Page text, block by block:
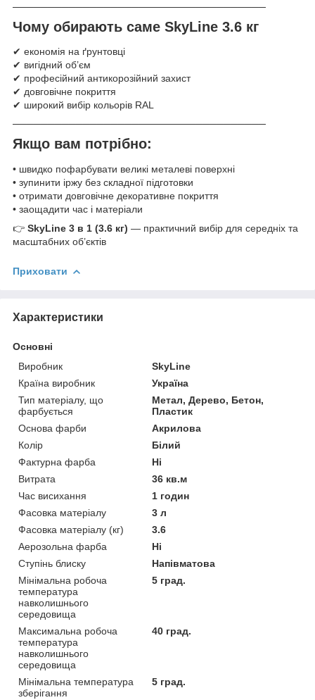
────────────────────────────────────
Чому обирають саме SkyLine 3.6 кг
✔ економія на ґрунтовці
✔ вигідний об’єм
✔ професійний антикорозійний захист
✔ довговічне покриття
✔ широкий вибір кольорів RAL
────────────────────────────────────
Якщо вам потрібно:
• швидко пофарбувати великі металеві поверхні
• зупинити іржу без складної підготовки
• отримати довговічне декоративне покриття
• заощадити час і матеріали
👉 SkyLine 3 в 1 (3.6 кг) — практичний вибір для середніх та
масштабних об’єктів
Приховати
Характеристики
Основні
Виробник
SkyLine
Країна виробник
Україна
Тип матеріалу, що
фарбується
Метал, Дерево, Бетон,
Пластик
Основа фарби
Акрилова
Колір
Білий
Фактурна фарба
Ні
Витрата
36 кв.м
Час висихання
1 годин
Фасовка матеріалу
3 л
Фасовка матеріалу (кг)
3.6
Аерозольна фарба
Ні
Ступінь блиску
Напівматова
Мінімальна робоча
температура
навколишнього
середовища
5 град.
Максимальна робоча
температура
навколишнього
середовища
40 град.
Мінімальна температура
зберігання
5 град.